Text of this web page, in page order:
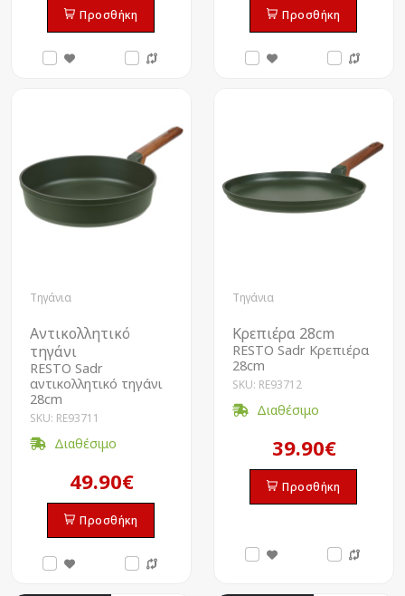
Προσθήκη Προσθήκη
Τηγάνια
Αντικολλητικό
τηγάνι
RESTO Sadr
αντικολλητικό τηγάνι
28cm
SKU: RE93711
Διαθέσιμο
49.90€
Προσθήκη
Τηγάνια
Κρεπιέρα 28cm
RESTO Sadr Κρεπιέρα
28cm
SKU: RE93712
Διαθέσιμο
39.90€
Προσθήκη